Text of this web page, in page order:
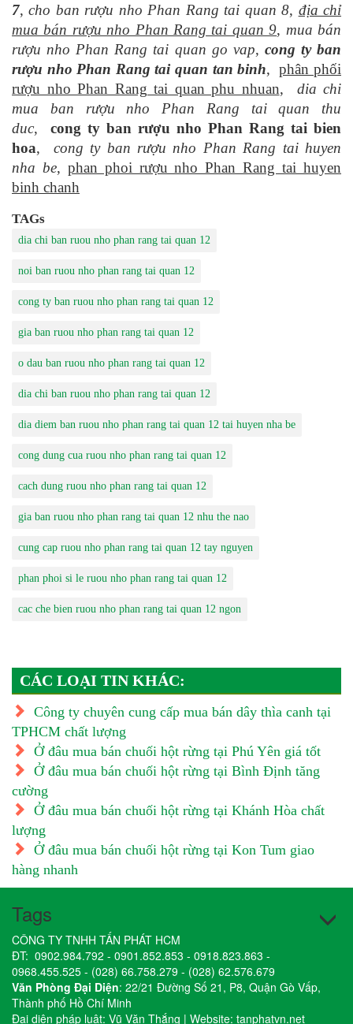
7,cho ban rượu nho Phan Rang tai quan 8, địa chỉ
mua bán rượu nho Phan Rang tai quan 9, mua bán
rượu nho Phan Rang tai quan go vap, cong ty ban
rượu nho Phan Rang tai quan tan binh,phân phối
rượu nho Phan Rang tai quan phu nhuan, dia chi
mua ban rượu nho Phan Rang tai quan thu
duc,
cong ty ban rượu nho Phan Rang tai bien
hoa,
cong ty ban rượu nho Phan Rang tai huyen
nha be, phan phoi rượu nho Phan Rang tai huyen
binh chanh
TAGs
dia chi ban ruou nho phan rang tai quan 12
noi ban ruou nho phan rang tai quan 12
cong ty ban ruou nho phan rang tai quan 12
gia ban ruou nho phan rang tai quan 12
o dau ban ruou nho phan rang tai quan 12
dia chi ban ruou nho phan rang tai quan 12
dia diem ban ruou nho phan rang tai quan 12 tai huyen nha be
cong dung cua ruou nho phan rang tai quan 12
cach dung ruou nho phan rang tai quan 12
gia ban ruou nho phan rang tai quan 12 nhu the nao
cung cap ruou nho phan rang tai quan 12 tay nguyen
phan phoi si le ruou nho phan rang tai quan 12
cac che bien ruou nho phan rang tai quan 12 ngon
CÁC LOẠI TIN KHÁC:
Công ty chuyên cung cấp mua bán dây thìa canh tại
TPHCM chất lượng
Ở đâu mua bán chuối hột rừng tại Phú Yên giá tốt
Ở đâu mua bán chuối hột rừng tại Bình Định tăng
cường
Ở đâu mua bán chuối hột rừng tại Khánh Hòa chất
lượng
Ở đâu mua bán chuối hột rừng tại Kon Tum giao
hàng nhanh
Tags
CÔNG TY TNHH TẤN PHÁT HCM
ĐT: 0902.984.792 - 0901.852.853 - 0918.823.863 -
0968.455.525 - (028) 66.758.279 - (028) 62.576.679
Văn Phòng Đại Diện: 22/21 Đường Số 21, P8, Quận Gò Vấp,
Thành phố Hồ Chí Minh
Đại diện pháp luật: Vũ Văn Thắng | Website: tanphatvn.net